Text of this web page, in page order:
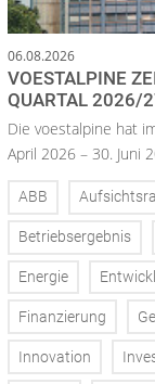
06.08.2026
VOESTALPINE
QUARTAL 2026/
Die voestalpine hat
April 2026 – 30. Juni
ABB
Betriebsergebnis
Energie
Finanzierung
Innovation